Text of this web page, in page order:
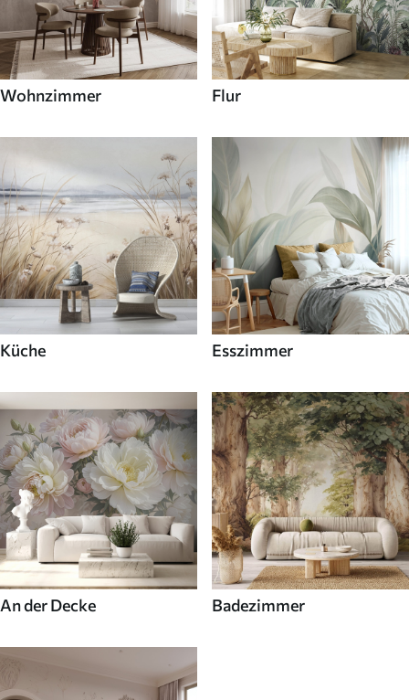
Wohnzimmer Flur
Küche Esszimmer
An der Decke Badezimmer